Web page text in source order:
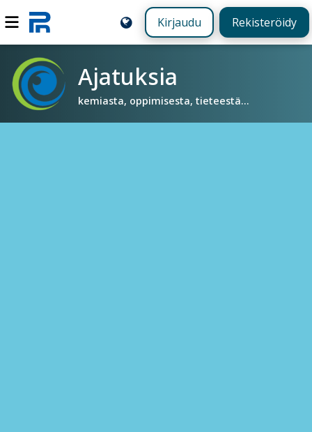
Kirjaudu Rekisteröidy
Ajatuksia
kemiasta, oppimisesta, tieteestä...